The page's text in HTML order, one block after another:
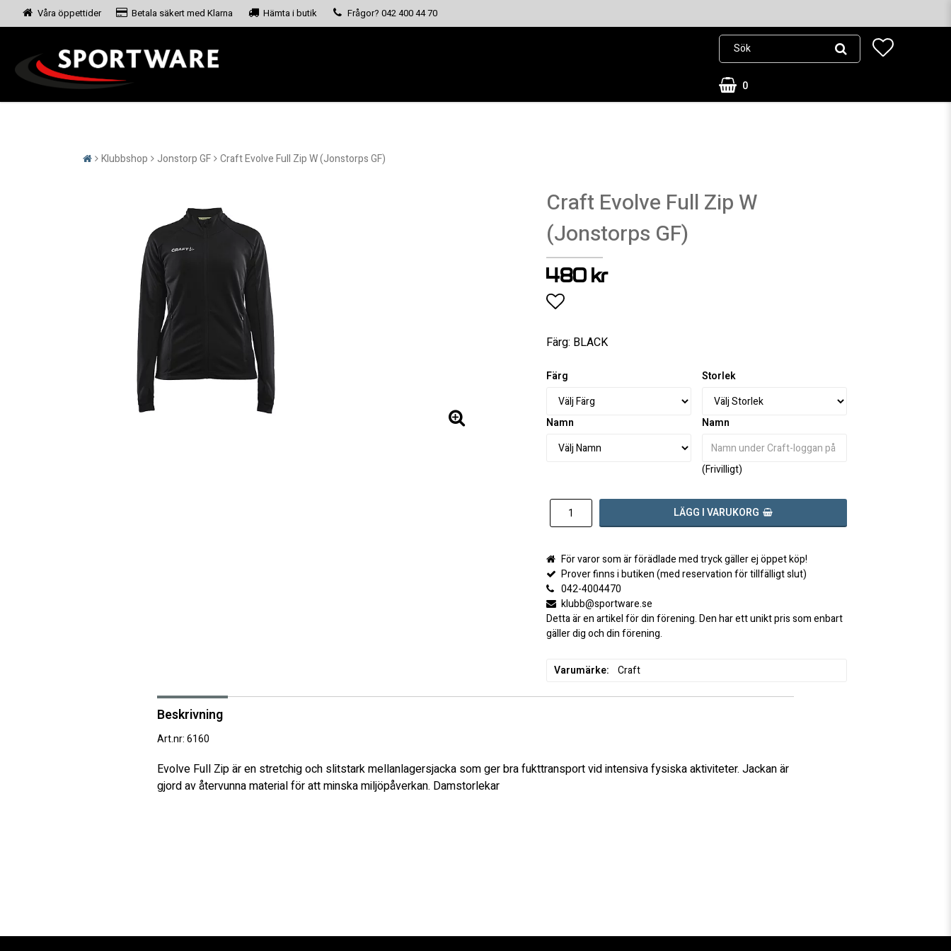
Våra öppettider Betala säkert med Klarna Hämta i butik Frågor? 042 400 44 70
0
Klubbshop Jonstorp GF Craft Evolve Full Zip W (Jonstorps GF)
Craft Evolve Full Zip W
(Jonstorps GF)
480 kr
Lägg till i favoritlistan
Färg: BLACK
Färg Storlek
Namn Namn
(Frivilligt)
LÄGG I VARUKORG
För varor som är förädlade med tryck gäller ej öppet köp!
Prover finns i butiken (med reservation för tillfälligt slut)
042-4004470
klubb@sportware.se
Detta är en artikel för din förening. Den har ett unikt pris som enbart
gäller dig och din förening.
Varumärke Craft
Beskrivning
Art.nr: 6160
Evolve Full Zip är en stretchig och slitstark mellanlagersjacka som ger bra fukttransport vid intensiva fysiska aktiviteter. Jackan är
gjord av återvunna material för att minska miljöpåverkan. Damstorlekar